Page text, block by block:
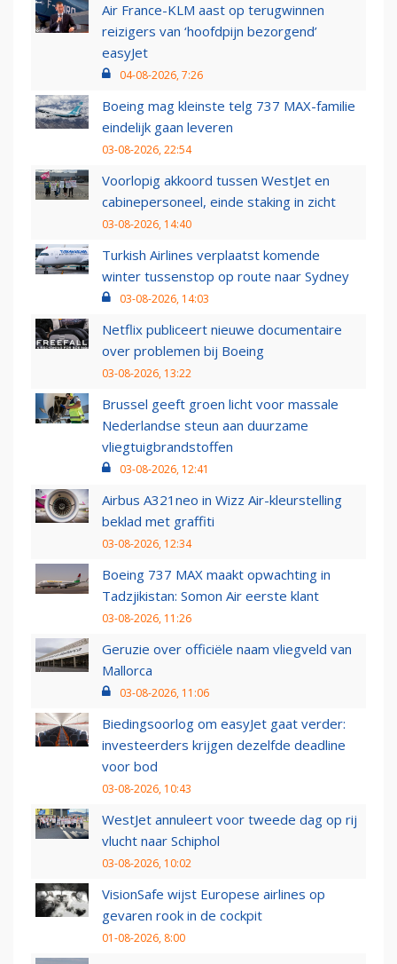
Air France-KLM aast op terugwinnen
reizigers van ‘hoofdpijn bezorgend’
easyJet
04-08-2026, 7:26
Boeing mag kleinste telg 737 MAX-familie
eindelijk gaan leveren
03-08-2026, 22:54
Voorlopig akkoord tussen WestJet en
cabinepersoneel, einde staking in zicht
03-08-2026, 14:40
Turkish Airlines verplaatst komende
winter tussenstop op route naar Sydney
03-08-2026, 14:03
Netflix publiceert nieuwe documentaire
over problemen bij Boeing
03-08-2026, 13:22
Brussel geeft groen licht voor massale
Nederlandse steun aan duurzame
vliegtuigbrandstoffen
03-08-2026, 12:41
Airbus A321neo in Wizz Air-kleurstelling
beklad met graffiti
03-08-2026, 12:34
Boeing 737 MAX maakt opwachting in
Tadzjikistan: Somon Air eerste klant
03-08-2026, 11:26
Geruzie over officiële naam vliegveld van
Mallorca
03-08-2026, 11:06
Biedingsoorlog om easyJet gaat verder:
investeerders krijgen dezelfde deadline
voor bod
03-08-2026, 10:43
WestJet annuleert voor tweede dag op rij
vlucht naar Schiphol
03-08-2026, 10:02
VisionSafe wijst Europese airlines op
gevaren rook in de cockpit
01-08-2026, 8:00